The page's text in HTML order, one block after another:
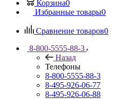
Корзина0
Избранные товары0
Сравнение товаров0
8-800-5555-88-3
Назад
Телефоны
8-800-5555-88-3
8-495-926-06-77
8-495-926-06-88